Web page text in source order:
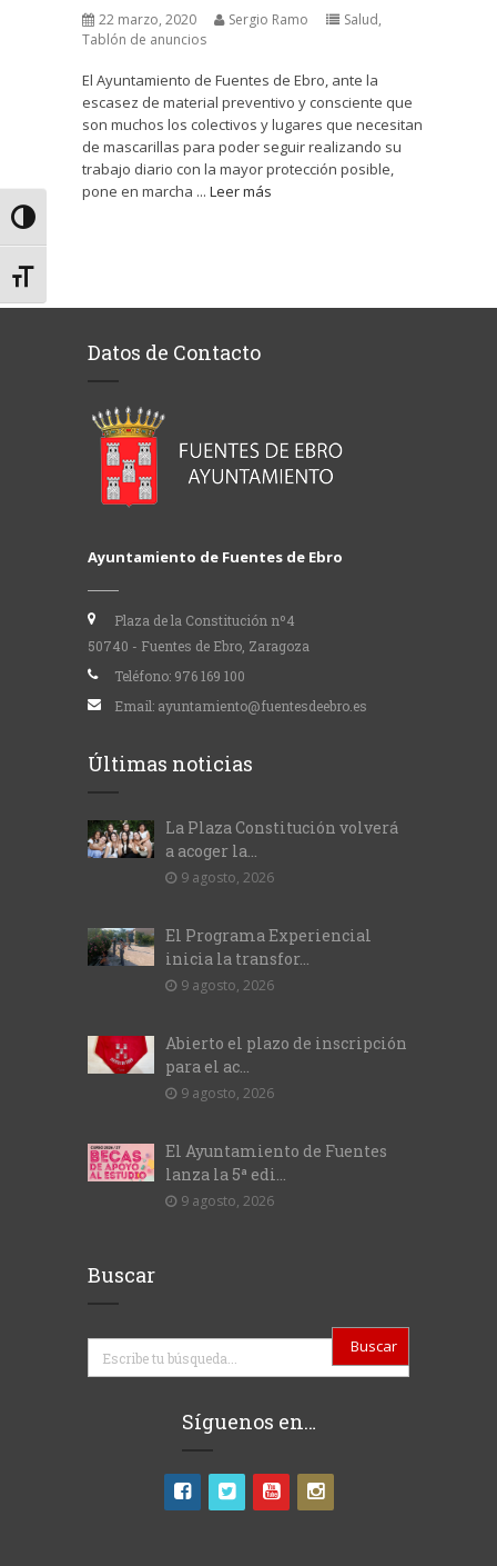
Alternar alto contraste
Alternar tamaño de letra
22 marzo, 2020 Sergio Ramo Salud,
Tablón de anuncios
El Ayuntamiento de Fuentes de Ebro, ante la
escasez de material preventivo y consciente que
son muchos los colectivos y lugares que necesitan
de mascarillas para poder seguir realizando su
trabajo diario con la mayor protección posible,
pone en marcha ... Leer más
Datos de Contacto
Ayuntamiento de Fuentes de Ebro
Plaza de la Constitución nº4
50740 - Fuentes de Ebro, Zaragoza
Teléfono: 976 169 100
Email: ayuntamiento@fuentesdeebro.es
Últimas noticias
La Plaza Constitución volverá
a acoger la...
9 agosto, 2026
El Programa Experiencial
inicia la transfor...
9 agosto, 2026
Abierto el plazo de inscripción
para el ac...
9 agosto, 2026
El Ayuntamiento de Fuentes
lanza la 5ª edi...
9 agosto, 2026
Buscar
Buscar
Síguenos en…